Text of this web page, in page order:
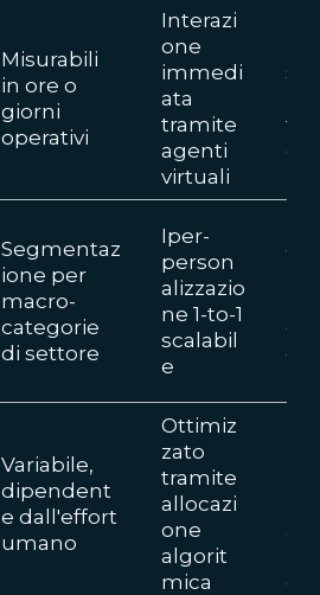
Misurabili
in ore o
giorni
operativi
Interazi
one
immedi
ata
tramite
agenti
virtuali
Segmentaz
ione per
macro-
categorie
di settore
Iper-
person
alizzazio
ne 1-to-1
scalabil
e
Variabile,
dipendent
e dall'effort
umano
Ottimiz
zato
tramite
allocazi
one
algorit
mica
g